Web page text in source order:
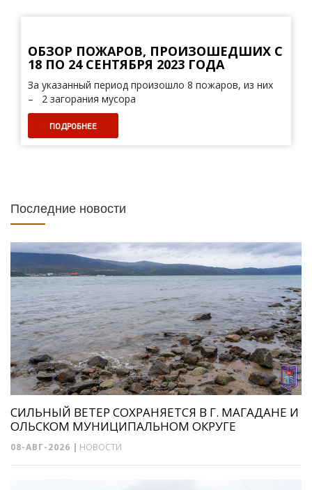
ОБЗОР ПОЖАРОВ, ПРОИЗОШЕДШИХ С
18 ПО 24 СЕНТЯБРЯ 2023 ГОДА
За указанный период произошло 8 пожаров, из них
– 2 загорания мусора
ПОДРОБНЕЕ
Последние новости
СИЛЬНЫЙ ВЕТЕР СОХРАНЯЕТСЯ В Г. МАГАДАНЕ И
ОЛЬСКОМ МУНИЦИПАЛЬНОМ ОКРУГЕ
08-АВГ-2026 | НОВОСТИ